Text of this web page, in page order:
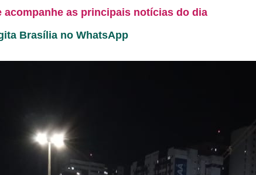
acompanhe as principais notícias do dia
Brasília no WhatsApp